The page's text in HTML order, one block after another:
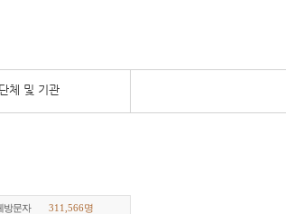
체 및 기관
방문자 311,566명